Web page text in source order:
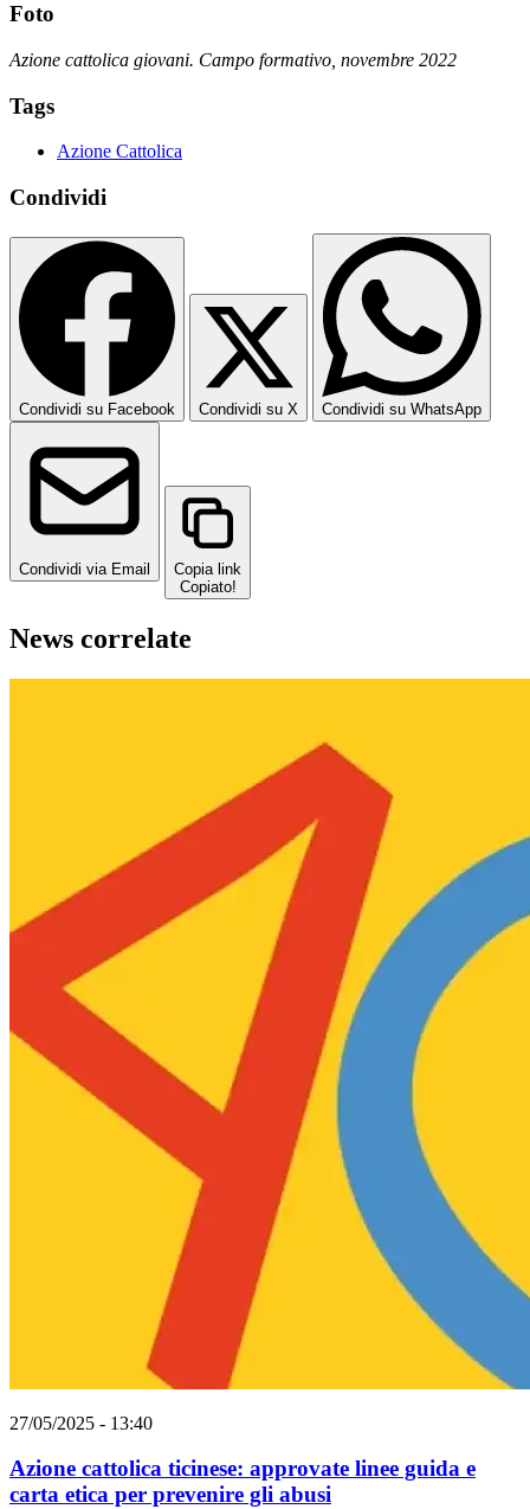
Foto
Azione cattolica giovani. Campo formativo, novembre 2022
Tags
Azione Cattolica
Condividi
Condividi su Facebook Condividi su X Condividi su WhatsApp
Condividi via Email
Copia link
Copiato!
News correlate
27/05/2025 - 13:40
Azione cattolica ticinese: approvate linee guida e
carta etica per prevenire gli abusi